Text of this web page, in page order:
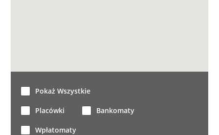
Pokaż Wszystkie
Placówki Bankomaty
Wpłatomaty